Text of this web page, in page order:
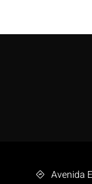
Avenida